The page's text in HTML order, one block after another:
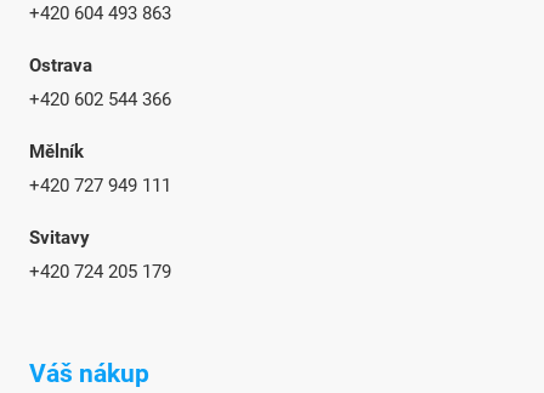
+420 604 493 863
Ostrava
+420 602 544 366
Mělník
+420 727 949 111
Svitavy
+420 724 205 179
Váš nákup